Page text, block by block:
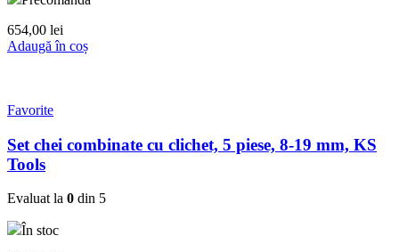
654,00 lei
Adaugă în coș
Favorite
Set chei combinate cu clichet, 5 piese, 8-19 mm, KS
Tools
Evaluat la 0 din 5
În stoc